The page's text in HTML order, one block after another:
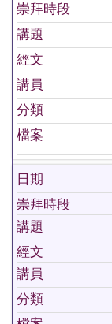
崇拜時段
講題
經文
講員
分類
檔案
日期
崇拜時段
講題
經文
講員
分類